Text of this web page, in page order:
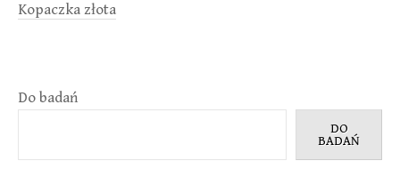
Kopaczka złota
Do badań
DO
BADAŃ